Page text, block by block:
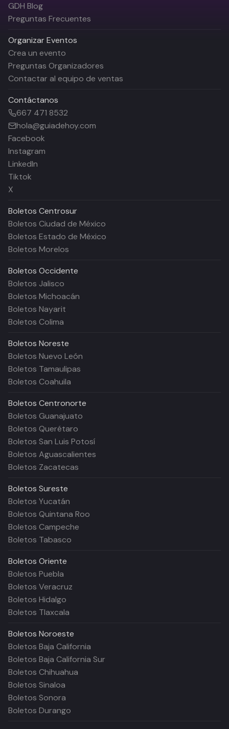
GDH Blog
Preguntas Frecuentes
Organizar Eventos
Crea un evento
Preguntas Organizadores
Contactar al equipo de ventas
Contáctanos
667 471 8532
hola@guiadehoy.com
Facebook
Instagram
LinkedIn
Tiktok
X
Boletos Centrosur
Boletos Ciudad de México
Boletos Estado de México
Boletos Morelos
Boletos Occidente
Boletos Jalisco
Boletos Michoacán
Boletos Nayarit
Boletos Colima
Boletos Noreste
Boletos Nuevo León
Boletos Tamaulipas
Boletos Coahuila
Boletos Centronorte
Boletos Guanajuato
Boletos Querétaro
Boletos San Luis Potosí
Boletos Aguascalientes
Boletos Zacatecas
Boletos Sureste
Boletos Yucatán
Boletos Quintana Roo
Boletos Campeche
Boletos Tabasco
Boletos Oriente
Boletos Puebla
Boletos Veracruz
Boletos Hidalgo
Boletos Tlaxcala
Boletos Noroeste
Boletos Baja California
Boletos Baja California Sur
Boletos Chihuahua
Boletos Sinaloa
Boletos Sonora
Boletos Durango